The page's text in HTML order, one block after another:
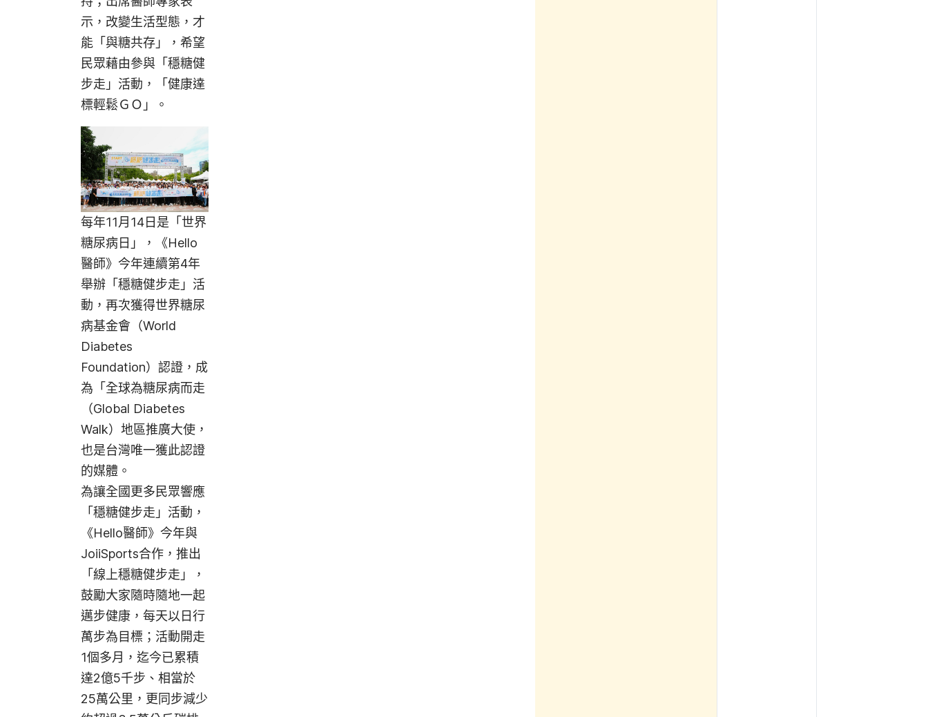
示，改變生活型態，才
能「與糖共存」，希望
民眾藉由參與「穩糖健
步走」活動，「健康達
標輕鬆ＧＯ」
。
每年11月14日是「世界
糖尿病日」，《Hello
醫師》今年連續第4年
舉辦「穩糖健步走」活
動，再次獲得世界糖尿
病基金會（World
Diabetes
Foundation）認證，成
為「全球為糖尿病而走
（Global Diabetes
Walk）地區推廣大使，
也是台灣唯一獲此認證
的媒體。
為讓全國更多民眾響應
「穩糖健步走」活動，
《Hello醫師》今年與
JoiiSports合作，推出
「線上穩糖健步走」，
鼓勵大家隨時隨地一起
邁步健康，每天以日行
萬步為目標；活動開走
1個多月， 迄今已累積
達2億5千步、相當於
25萬公里，更同步減少